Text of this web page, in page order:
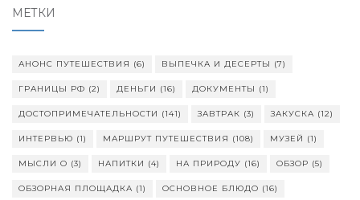
МЕТКИ
АНОНС ПУТЕШЕСТВИЯ (6) ВЫПЕЧКА И ДЕСЕРТЫ (7)
ГРАНИЦЫ РФ (2) ДЕНЬГИ (16) ДОКУМЕНТЫ (1)
ДОСТОПРИМЕЧАТЕЛЬНОСТИ (141) ЗАВТРАК (3) ЗАКУСКА (12)
ИНТЕРВЬЮ (1) МАРШРУТ ПУТЕШЕСТВИЯ (108) МУЗЕЙ (1)
МЫСЛИ О (3) НАПИТКИ (4) НА ПРИРОДУ (16) ОБЗОР (5)
ОБЗОРНАЯ ПЛОЩАДКА (1) ОСНОВНОЕ БЛЮДО (16)